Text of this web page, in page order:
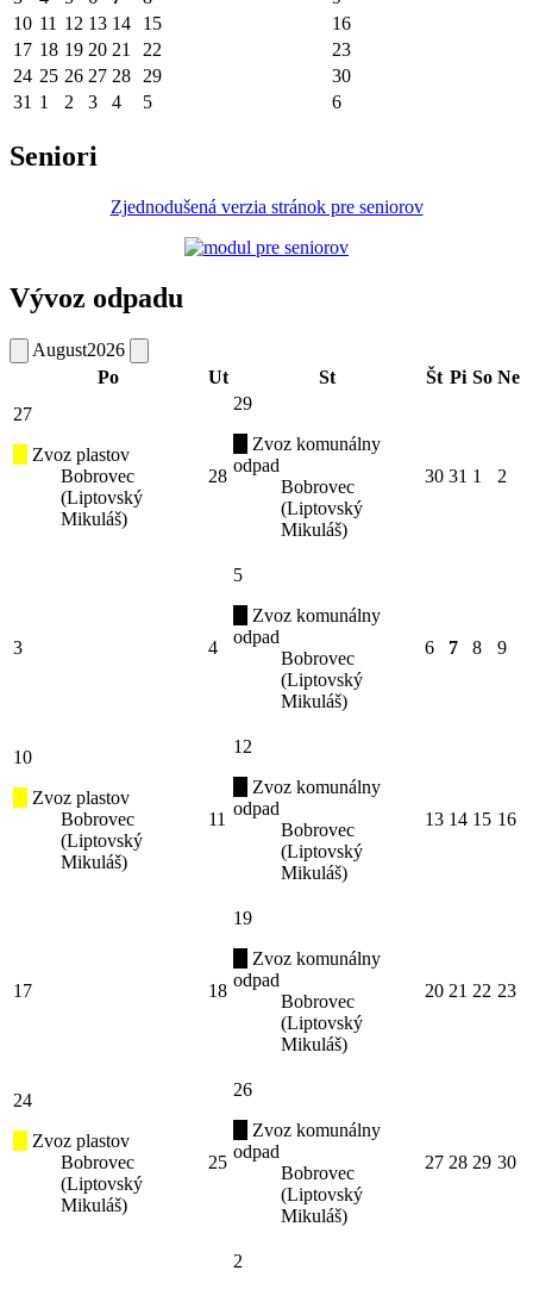
10 11 12 13 14 15
16
17 18 19 20 21 22
23
24 25 26 27 28 29
30
31 1 2 3 4 5 6
Seniori
Zjednodušená verzia stránok pre seniorov
Vývoz odpadu
August2026
Po
Ut St Št Pi So Ne
27
Zvoz plastov
Bobrovec
(Liptovský
Mikuláš)
28
29
Zvoz komunálny
odpad
Bobrovec
(Liptovský
Mikuláš)
30 31 1 2
3 4
5
Zvoz komunálny
odpad
Bobrovec
(Liptovský
Mikuláš)
6 7 8 9
10
Zvoz plastov
Bobrovec
(Liptovský
Mikuláš)
11
12
Zvoz komunálny
odpad
Bobrovec
(Liptovský
Mikuláš)
13 14 15 16
17 18
19
Zvoz komunálny
odpad
Bobrovec
(Liptovský
Mikuláš)
20 21 22 23
24
Zvoz plastov
Bobrovec
(Liptovský
Mikuláš)
25
26
Zvoz komunálny
odpad
Bobrovec
(Liptovský
Mikuláš)
27 28 29 30
2